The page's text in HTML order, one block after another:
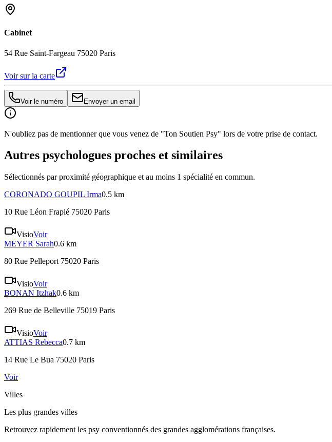
Cabinet
54 Rue Saint-Fargeau 75020 Paris
Voir sur la carte
Voir le numéro Envoyer un email
N'oubliez pas de mentionner que vous venez de "Ton Soutien Psy" lors de votre prise de contact.
Autres psychologues proches et similaires
Sélectionnés par proximité géographique et au moins 1 spécialité en commun.
CORONADO GOUPIL Irma0.5 km
10 Rue Léon Frapié 75020 Paris
VisioVoir
MEYER Sarah0.6 km
80 Rue Pelleport 75020 Paris
VisioVoir
BONAN Itzhak0.6 km
269 Rue de Belleville 75019 Paris
VisioVoir
ATTIAS Rebecca0.7 km
14 Rue Le Bua 75020 Paris
Voir
Villes
Les plus grandes villes
Retrouvez rapidement les psy conventionnés des grandes agglomérations françaises.